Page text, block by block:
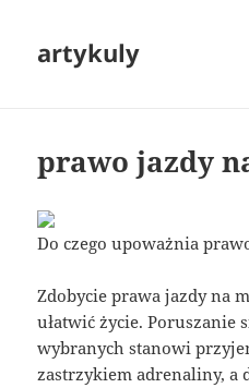
artykuly
prawo jazdy
Do czego upoważnia
Zdobycie prawa jazdy na
ułatwić życie. Poruszanie
wybranych stanowi
zastrzykiem adrenaliny, a